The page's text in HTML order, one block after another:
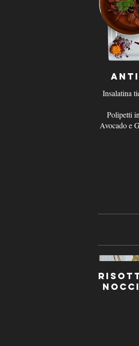
Insalatina
Polipetti
Avocado e